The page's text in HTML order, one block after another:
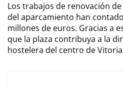
Los trabajos de renovación
del aparcamiento han
millones de euros. Gracias a
que la plaza contribuya a la
hostelera del centro de